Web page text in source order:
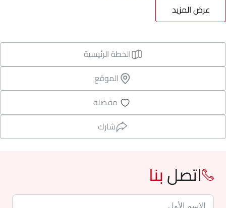
عرض المزيد
الخطة الرئيسية
الموقع
مفضلة
شارك
اتصلبنا